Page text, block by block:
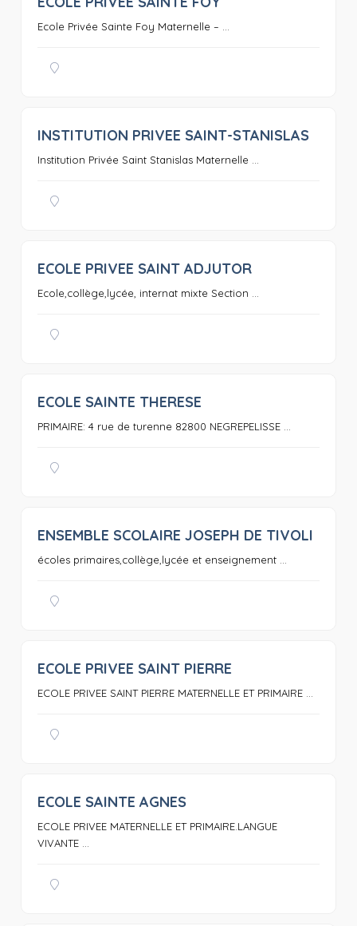
Ecole Privée Sainte Foy Maternelle – ...
0
INSTITUTION PRIVEE SAINT-STANISLAS
Institution Privée Saint Stanislas Maternelle ...
ECOLE PRIVEE SAINT ADJUTOR
Ecole,collège,lycée, internat mixte Section ...
ECOLE SAINTE THERESE
PRIMAIRE: 4 rue de turenne 82800 NEGREPELISSE ...
0
ENSEMBLE SCOLAIRE JOSEPH DE TIVOLI
écoles primaires,collège,lycée et enseignement ...
ECOLE PRIVEE SAINT PIERRE
ECOLE PRIVEE SAINT PIERRE MATERNELLE ET PRIMAIRE ...
ECOLE SAINTE AGNES
ECOLE PRIVEE MATERNELLE ET PRIMAIRE.LANGUE
VIVANTE ...